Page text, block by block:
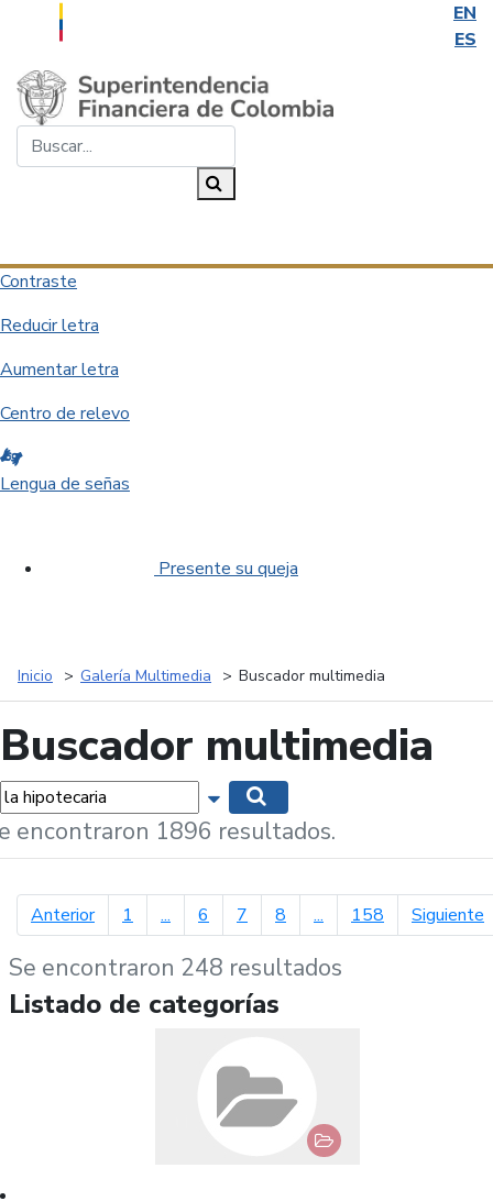
EN
ES
Saltar al contenido principal
Contraste
Reducir letra
Aumentar letra
Centro de relevo
Lengua de señas
Presente su queja
Inicio Galería Multimedia Buscador multimedia
Buscador multimedia
Mostrar opciones de búsqueda
encontraron 1896 resultados.
Anteriorpágina anterior
1 ... 6 7 8 ... 158 Siguiente
Se encontraron 248 resultados
Listado de categorías